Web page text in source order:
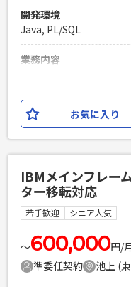
開発環境
Java, PL/SQL
業務内容
必須スキル
PHPを用いたWebサ
Laravelを用いた開
エンジニア複数人の
お気に入り
IBMメインフレー
ター移転対応
若手歓迎 シニア人気
〜600,000円/
準委任契約
池上 (